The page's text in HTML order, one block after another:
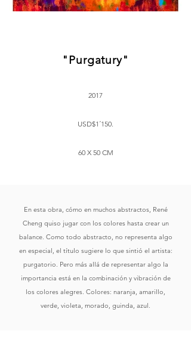
"Purgatury"
2017
USD$1´150.
60 X 50 CM
En esta obra, cómo en muchos abstractos, René
Cheng quiso jugar con los colores hasta crear un
balance. Como todo abstracto, no representa algo
en especial, el título sugiere lo que sintió el artista:
purgatorio. Pero más allá de representar algo la
importancia está en la combinación y vibración de
los colores alegres. Colores: naranja, amarillo,
verde, violeta, morado, guinda, azul.